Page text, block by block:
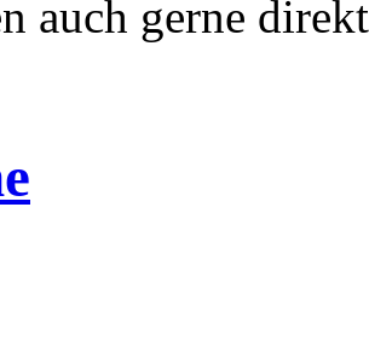
auch gerne